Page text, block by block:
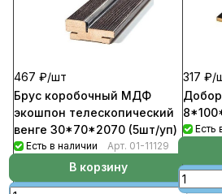
467 ₽/шт
Брус коробочный МДФ
экошпон телескопический
венге 30*70*2070 (5шт/уп)
Есть в наличии Арт. 01-11129
В корзину
317 ₽/
Есть